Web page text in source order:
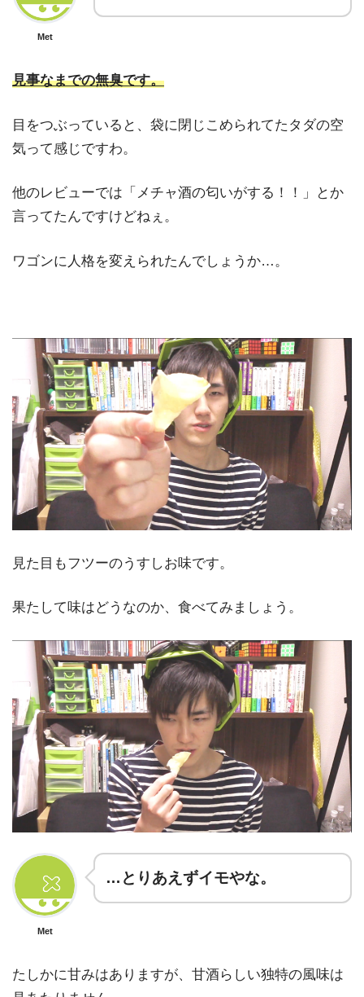
Met
見事なまでの無臭です。
目をつぶっていると、袋に閉じこめられてたタダの空
気って感じですわ。
他のレビューでは「メチャ酒の匂いがする！！」とか
言ってたんですけどねぇ。
ワゴンに人格を変えられたんでしょうか…。
見た目もフツーのうすしお味です。
果たして味はどうなのか、食べてみましょう。
Met
…とりあえずイモやな。
たしかに甘みはありますが、甘酒らしい独特の風味は